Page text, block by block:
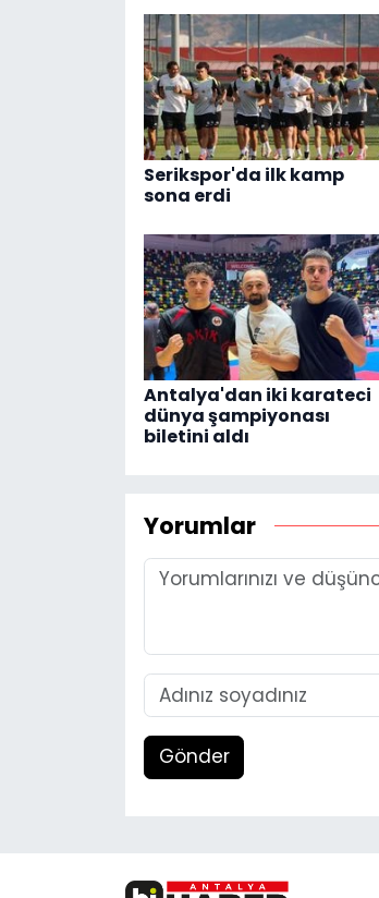
Serikspor'da ilk kamp
sona erdi
Antalya'dan iki karateci
dünya şampiyonası
biletini aldı
Yorumlar
Gönder